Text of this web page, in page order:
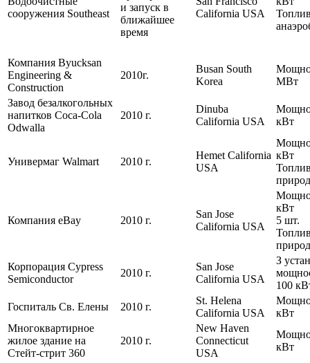
сооружения Southeast
и запуск в
ближайшее
время
California USA
Компания Byucksan
Engineering &
Construction
2010г.
Busan South
Korea
МВт
Завод безалкогольных
напитков Coca-Cola
Odwalla
2010 г.
Dinuba
California USA
кВт
Универмаг Walmart 2010 г.
Hemet California
USA
кВт
Компания eBay 2010 г.
San Jose
California USA
кВт
5 шт.
Корпорация Cypress
Semiconductor
2010 г.
San Jose
California USA
З
100
Госпиталь Св. Елены
2010 г.
St. Helena
California USA
кВт
Многоквартирное
жилое здание на
Стейт-стрит 360
2010 г.
New Haven
Connecticut
USA
кВт